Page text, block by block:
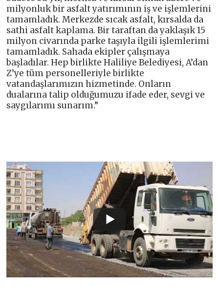
milyonluk bir asfalt yatırımının iş ve işlemlerini
tamamladık. Merkezde sıcak asfalt, kırsalda da
sathi asfalt kaplama. Bir taraftan da yaklaşık 15
milyon civarında parke taşıyla ilgili işlemlerimi
tamamladık. Sahada ekipler çalışmaya
başladılar. Hep birlikte Haliliye Belediyesi, A’dan
Z’ye tüm personelleriyle birlikte
vatandaşlarımızın hizmetinde. Onların
dualarına talip olduğumuzu ifade eder, sevgi ve
saygılarımı sunarım.”